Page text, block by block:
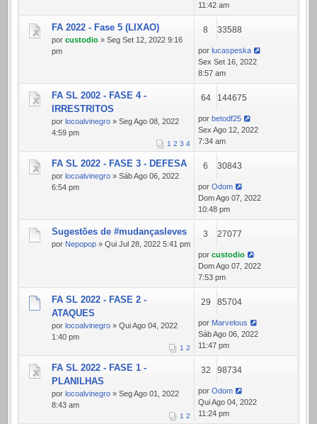
11:42 am
FA 2022 - Fase 5 (LIXAO)
por custodio » Seg Set 12, 2022 9:16
pm
8 33588
por lucaspeska
Sex Set 16, 2022
8:57 am
FA SL 2002 - FASE 4 -
IRRESTRITOS
por locoalvinegro » Seg Ago 08, 2022
4:59 pm
1 2 3 4
64 144675
por betodf25
Sex Ago 12, 2022
7:34 am
FA SL 2022 - FASE 3 - DEFESA
por locoalvinegro » Sáb Ago 06, 2022
6:54 pm
6 30843
por Odom
Dom Ago 07, 2022
10:48 pm
Sugestões de #mudançasleves
por Nepopop » Qui Jul 28, 2022 5:41 pm
3 27077
por custodio
Dom Ago 07, 2022
7:53 pm
FA SL 2022 - FASE 2 -
ATAQUES
por locoalvinegro » Qui Ago 04, 2022
1:40 pm
1 2
29 85704
por Marvelous
Sáb Ago 06, 2022
11:47 pm
FA SL 2022 - FASE 1 -
PLANILHAS
por locoalvinegro » Seg Ago 01, 2022
8:43 am
1 2
32 98734
por Odom
Qui Ago 04, 2022
11:24 pm